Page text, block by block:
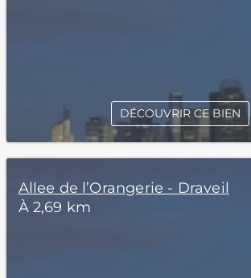
DÉCOUVRIR CE BIEN
Allee de l’Orangerie - Draveil
À 2,69 km